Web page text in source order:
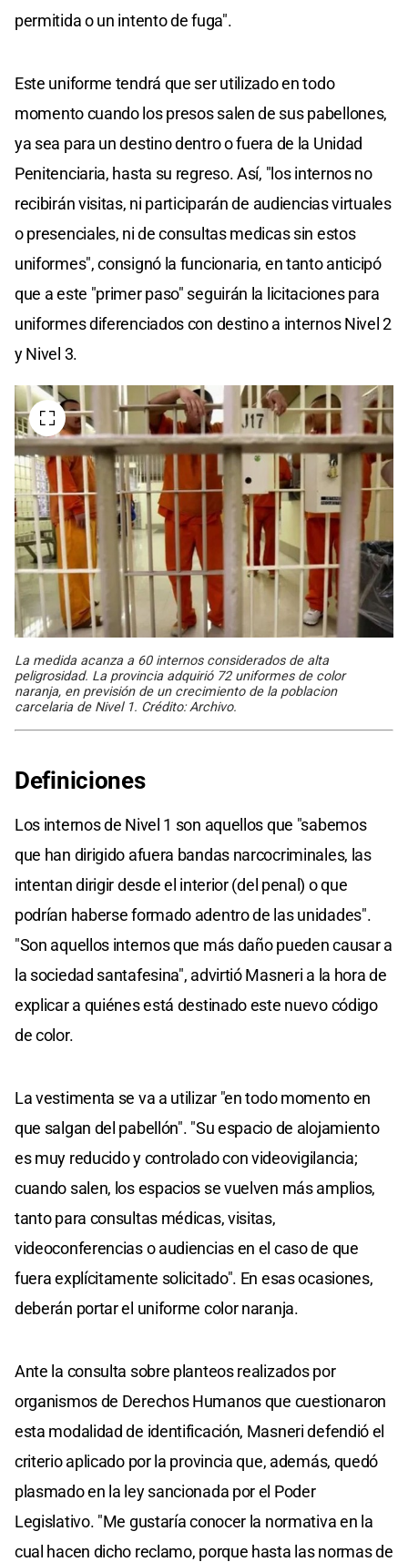
permitida o un intento de fuga".
Este uniforme tendrá que ser utilizado en todo
momento cuando los presos salen de sus pabellones,
ya sea para un destino dentro o fuera de la Unidad
Penitenciaria, hasta su regreso. Así, "los internos no
recibirán visitas, ni participarán de audiencias virtuales
o presenciales, ni de consultas medicas sin estos
uniformes", consignó la funcionaria, en tanto anticipó
que a este "primer paso" seguirán la licitaciones para
uniformes diferenciados con destino a internos Nivel 2
y Nivel 3.
La medida acanza a 60 internos considerados de alta
peligrosidad. La provincia adquirió 72 uniformes de color
naranja, en previsión de un crecimiento de la poblacion
carcelaria de Nivel 1. Crédito: Archivo.
Definiciones
Los internos de Nivel 1 son aquellos que "sabemos
que han dirigido afuera bandas narcocriminales, las
intentan dirigir desde el interior (del penal) o que
podrían haberse formado adentro de las unidades".
"Son aquellos internos que más daño pueden causar a
la sociedad santafesina", advirtió Masneri a la hora de
explicar a quiénes está destinado este nuevo código
de color.
La vestimenta se va a utilizar "en todo momento en
que salgan del pabellón". "Su espacio de alojamiento
es muy reducido y controlado con videovigilancia;
cuando salen, los espacios se vuelven más amplios,
tanto para consultas médicas, visitas,
videoconferencias o audiencias en el caso de que
fuera explícitamente solicitado". En esas ocasiones,
deberán portar el uniforme color naranja.
Ante la consulta sobre planteos realizados por
organismos de Derechos Humanos que cuestionaron
esta modalidad de identificación, Masneri defendió el
criterio aplicado por la provincia que, además, quedó
plasmado en la ley sancionada por el Poder
Legislativo. "Me gustaría conocer la normativa en la
cual hacen dicho reclamo, porque hasta las normas de